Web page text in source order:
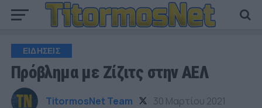
ΕΙΔΗΣΕΙΣ
Πρόβλημα με Ζίζιτς στην ΑΕΛ
TitormosNet Team 30 Μαρτίου 2021